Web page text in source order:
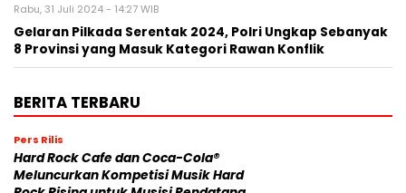
Rabu, 31 Juli 2024 - 14:27 WIB
Gelaran Pilkada Serentak 2024, Polri Ungkap Sebanyak
8 Provinsi yang Masuk Kategori Rawan Konflik
BERITA TERBARU
Pers Rilis
Hard Rock Cafe dan Coca-Cola®
Meluncurkan Kompetisi Musik Hard